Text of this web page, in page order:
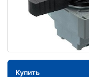
Купить